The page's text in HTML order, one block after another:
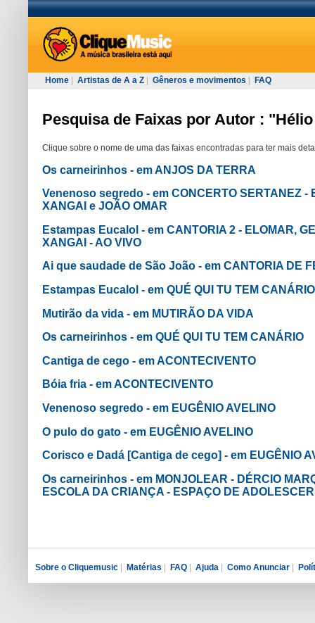
Home Artistas de A a Z Gêneros e movimentos FAQ
Pesquisa de Faixas por Autor :
Clique sobre o nome de uma das faixas encontradas para ter mais
Os carneirinhos - em ANJOS DA TERRA
Venenoso segredo - em CONCERTO SERTANEZ -
XANGAI e JOÃO OMAR
Estampas Eucalol - em CANTORIA 2 - ELOMAR,
XANGAI - AO VIVO
Ai que saudade de São João - em CANTORIA DE
Estampas Eucalol - em QUÉ QUI TU TEM CANÁRIO
Mutirão da vida - em MUTIRÃO DA VIDA
Os carneirinhos - em QUÉ QUI TU TEM CANÁRIO
Cantiga de cego - em ACONTECIVENTO
Bóia fria - em ACONTECIVENTO
Venenoso segredo - em EUGÊNIO AVELINO
O pulo do gato - em EUGÊNIO AVELINO
Corisco e Dadá [Cantiga de cego] - em EUGÊNIO
Os carneirinhos - em MONJOLEAR - DÉRCIO
ESCOLA DA CRIANÇA - ESPAÇO DE ADOLESCER
Sobre o Cliquemusic | Matérias | FAQ | Ajuda | Como Anunciar |